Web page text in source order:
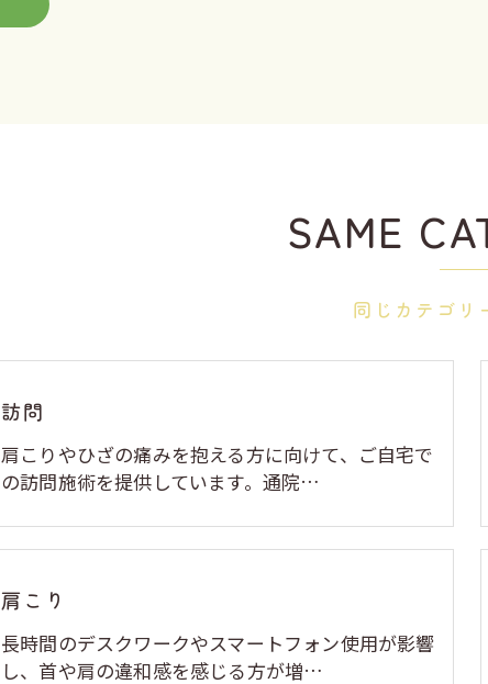
同じカテゴリ
SAME
訪問
肩こりやひざの痛みを抱える方に向けて、ご自宅で
の訪問施術を提供しています。通院…
肩こり
長時間のデスクワークやスマートフォン使用が影響
し、首や肩の違和感を感じる方が増…